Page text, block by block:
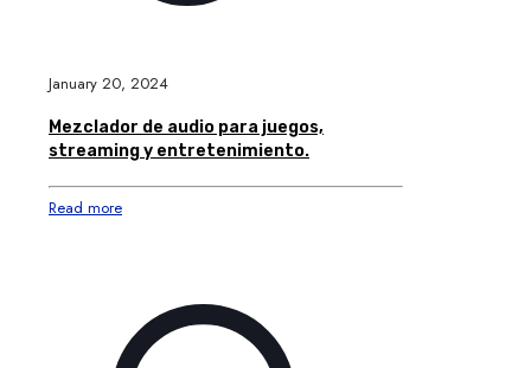
January 20, 2024
Mezclador de audio para juegos,
streaming y entretenimiento.
Read more